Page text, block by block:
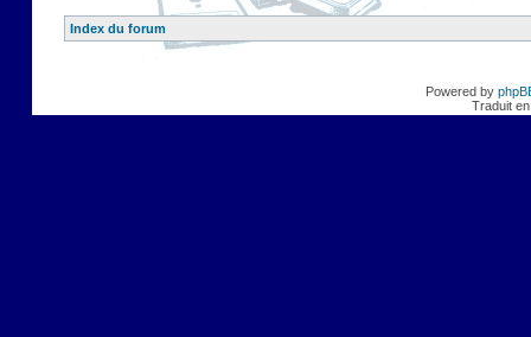
Index du forum
Powered by
Traduit